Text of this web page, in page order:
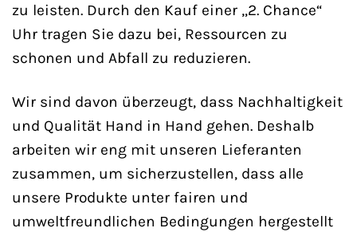
zu leisten. Durch den Kauf einer „2. Chance“
Uhr tragen Sie dazu bei, Ressourcen zu
schonen und Abfall zu reduzieren.
Wir sind davon überzeugt, dass Nachhaltigkeit
und Qualität Hand in Hand gehen. Deshalb
arbeiten wir eng mit unseren Lieferanten
zusammen, um sicherzustellen, dass alle
unsere Produkte unter fairen und
umweltfreundlichen Bedingungen hergestellt